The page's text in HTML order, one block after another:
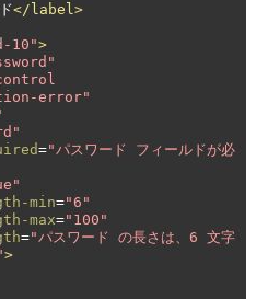
</label>
10">
error"
="パスワード フィールドが必
min="6"
max="100"
="パスワード の長さは、6 文字
>